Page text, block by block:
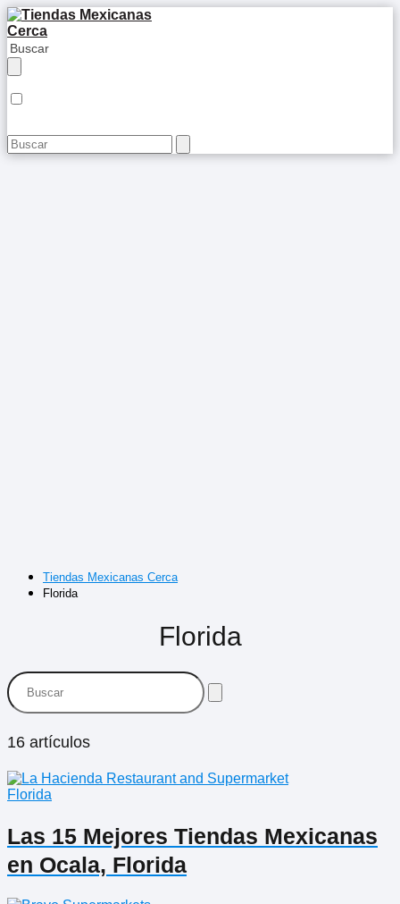
Tiendas Mexicanas Cerca
Florida
Florida
16 artículos
Florida
Las 15 Mejores Tiendas Mexicanas
en Ocala, Florida